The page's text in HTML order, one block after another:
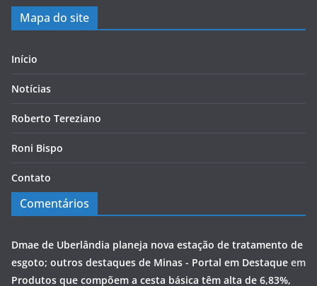
Mapa do site
Início
Notícias
Roberto Tereziano
Roni Bispo
Contato
Comentários
Dmae de Uberlândia planeja nova estação de tratamento de
esgoto; outros destaques de Minas - Portal em Destaque em
Produtos que compõem a cesta básica têm alta de 6,83%,